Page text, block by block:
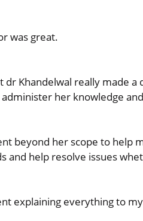
was great.
dr Khandelwal really made
her knowledge
beyond her scope to help
and help resolve issues
explaining everything to